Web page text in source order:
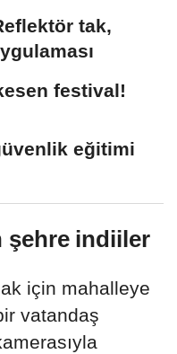
tak,
festival!
eğitimi
şehre indiiler
için mahalleye
vatandaş